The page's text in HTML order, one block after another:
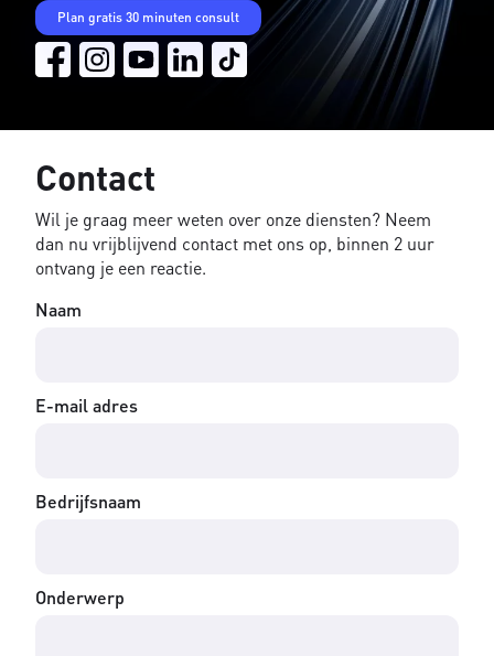
Plan gratis 30 minuten consult
Contact
Wil je graag meer weten over onze diensten? Neem
dan nu vrijblijvend contact met ons op, binnen 2 uur
ontvang je een reactie.
Naam
E-mail adres
Bedrijfsnaam
Onderwerp